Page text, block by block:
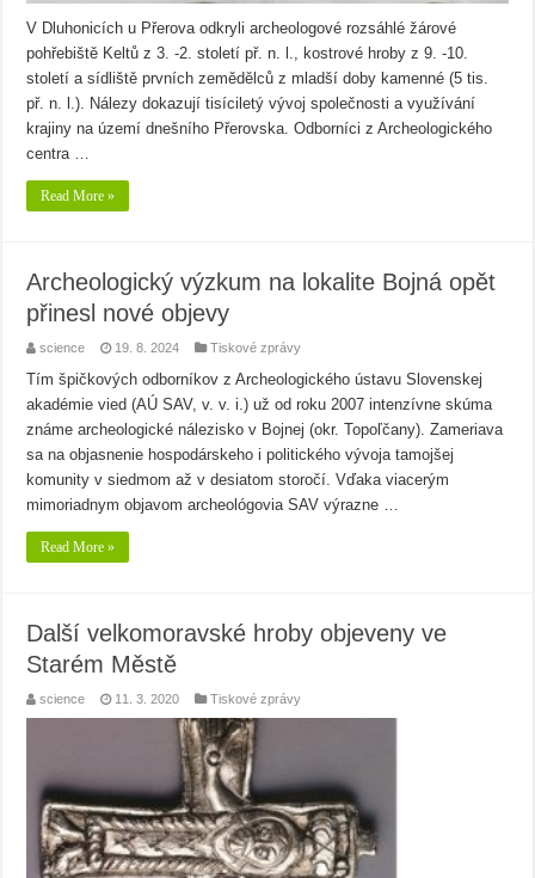
V Dluhonicích u Přerova odkryli archeologové rozsáhlé žárové
pohřebiště Keltů z 3. -2. století př. n. l., kostrové hroby z 9. -10.
století a sídliště prvních zemědělců z mladší doby kamenné (5 tis.
př. n. l.). Nálezy dokazují tisíciletý vývoj společnosti a využívání
krajiny na území dnešního Přerovska. Odborníci z Archeologického
centra …
Read More »
Archeologický výzkum na lokalite Bojná opět
přinesl nové objevy
science 19. 8. 2024 Tiskové zprávy
Tím špičkových odborníkov z Archeologického ústavu Slovenskej
akadémie vied (AÚ SAV, v. v. i.) už od roku 2007 intenzívne skúma
známe archeologické nálezisko v Bojnej (okr. Topoľčany). Zameriava
sa na objasnenie hospodárskeho i politického vývoja tamojšej
komunity v siedmom až v desiatom storočí. Vďaka viacerým
mimoriadnym objavom archeológovia SAV výrazne …
Read More »
Další velkomoravské hroby objeveny ve
Starém Městě
science 11. 3. 2020 Tiskové zprávy